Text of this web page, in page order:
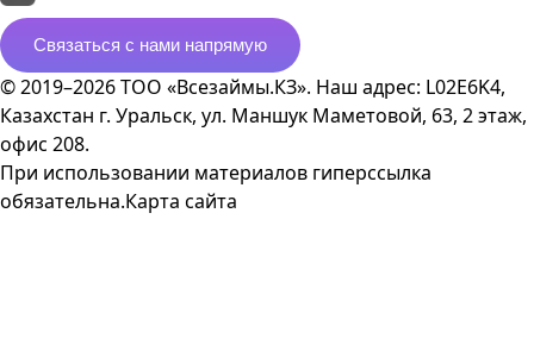
Связаться с нами напрямую
© 2019–2026 ТОО «Всезаймы.КЗ». Наш адрес: L02E6K4,
Казахстан г. Уральск, ул. Маншук Маметовой, 63, 2 этаж,
офис 208.
При использовании материалов гиперссылка
обязательна.Карта сайта